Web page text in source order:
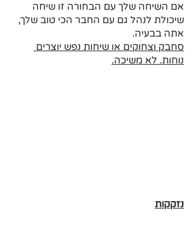
אם השיחה שלך עם הבחורה זו שיחה
שיכולת לנהל גם עם החבר הכי טוב שלך,
אתה בבעיה.
סחבק וצחוקים או שיחות נפש יוצרים
נוחות. לא משיכה.
נזקקות